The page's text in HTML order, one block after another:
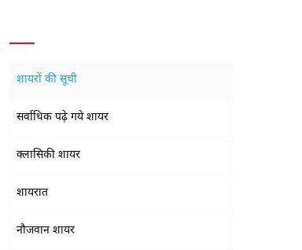
शायरों की सूची
सर्वाधिक पढ़े गये शायर
क्लासिकी शायर
शायरात
नौजवान शायर